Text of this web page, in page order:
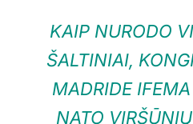
KAIP NURODO
ŠALTINIAI,
MADRIDE
NATO